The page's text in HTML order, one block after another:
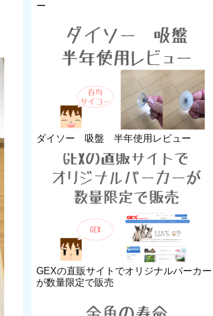
ー
ダイソー 吸盤 半年使用レビュー
GEXの直販サイトでオリジナルパーカー
が数量限定で販売